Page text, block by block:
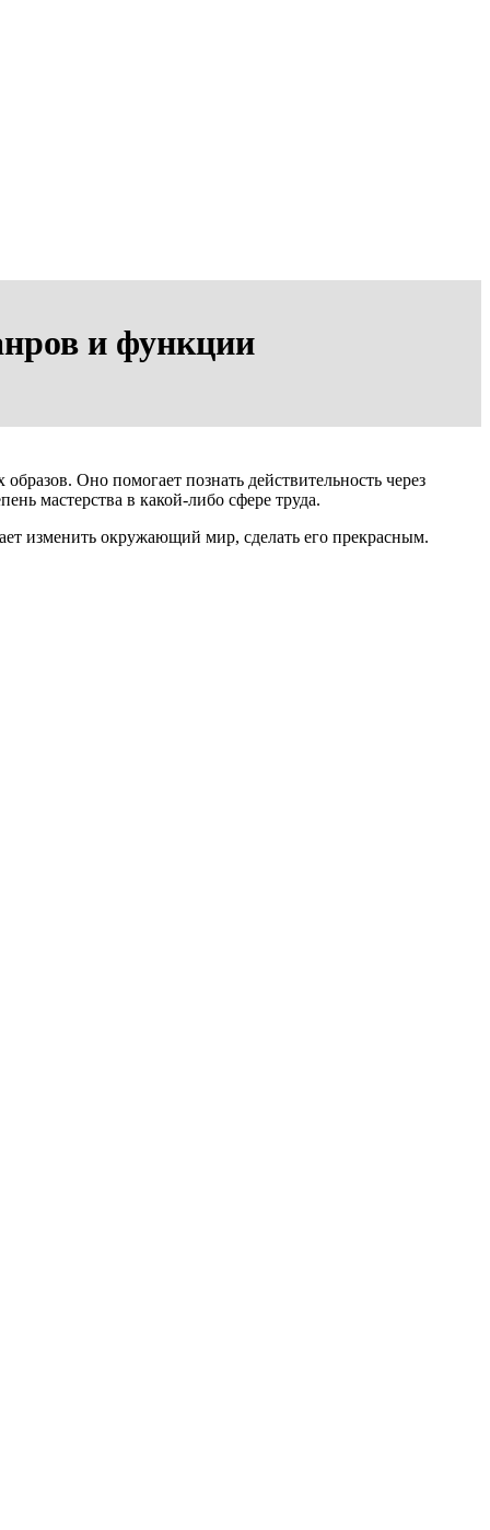
и функции
Оно помогает познать действительность через
мастерства в какой-либо сфере труда.
изменить окружающий мир, сделать его прекрасным.